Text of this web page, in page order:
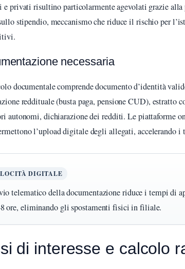
e privati risultino particolarmente agevolati grazie
stipendio, meccanismo che riduce il rischio per
necessaria
documentale comprende documento d’identità
reddituale (busta paga, pensione CUD), estratto
autonomi, dichiarazione dei redditi. Le piattaforme
l’upload digitale degli allegati, accelerando
DIGITALE
telematico della documentazione riduce i tempi di
ore, eliminando gli spostamenti fisici in filiale.
di interesse e calcolo